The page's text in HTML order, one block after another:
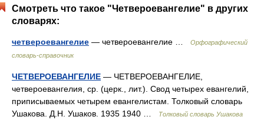
Смотреть что такое "Четвероевангелие" в других
словарях:
четвероевангелие — четвероевангелие …
Орфографический
словарь-справочник
ЧЕТВЕРОЕВАНГЕЛИЕ — ЧЕТВЕРОЕВАНГЕЛИЕ,
четвероевангелия, ср. (церк., лит.). Свод четырех евангелий,
приписываемых четырем евангелистам. Толковый словарь
Ушакова. Д.Н. Ушаков. 1935 1940 …
Толковый словарь Ушакова